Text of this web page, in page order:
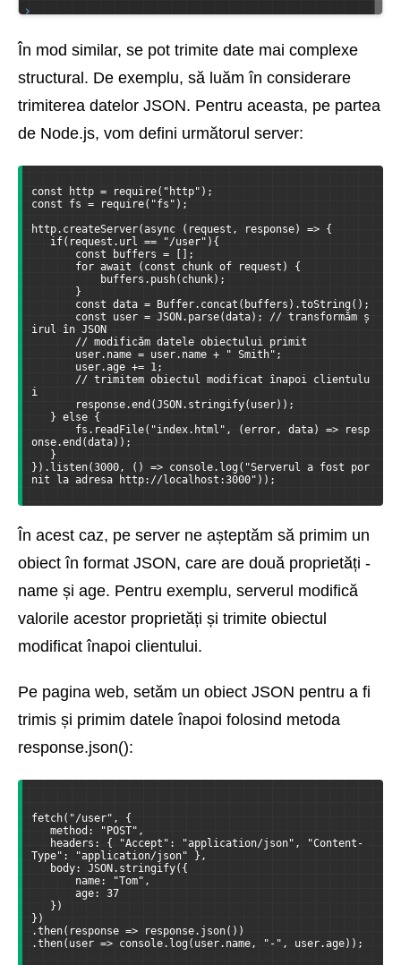
În mod similar, se pot trimite date mai complexe
structural. De exemplu, să luăm în considerare
trimiterea datelor JSON. Pentru aceasta, pe partea
de Node.js, vom defini următorul server:
const http = require("http");
const fs = require("fs");
http.createServer(async (request, response) => {
if(request.url == "/user"){
const buffers = [];
for await (const chunk of request) {
buffers.push(chunk);
}
const data = Buffer.concat(buffers).toString();
const user = JSON.parse(data); // transformăm ș
irul în JSON
// modificăm datele obiectului primit
user.name = user.name + " Smith";
user.age += 1;
// trimitem obiectul modificat înapoi clientulu
i
response.end(JSON.stringify(user));
} else {
fs.readFile("index.html", (error, data) => resp
onse.end(data));
}
}).listen(3000, () => console.log("Serverul a fost por
nit la adresa http://localhost:3000"));
În acest caz, pe server ne așteptăm să primim un
obiect în format JSON, care are două proprietăți -
name și age. Pentru exemplu, serverul modifică
valorile acestor proprietăți și trimite obiectul
modificat înapoi clientului.
Pe pagina web, setăm un obiect JSON pentru a fi
trimis și primim datele înapoi folosind metoda
response.json():
fetch("/user", {
method: "POST",
headers: { "Accept": "application/json", "Content-
Type": "application/json" },
body: JSON.stringify({
name: "Tom",
age: 37
})
})
.then(response => response.json())
.then(user => console.log(user.name, "-", user.age));